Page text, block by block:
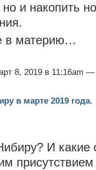
и накопить
в материю…
8, 2019 в 11:16am
в марте 2019 года.
И какие